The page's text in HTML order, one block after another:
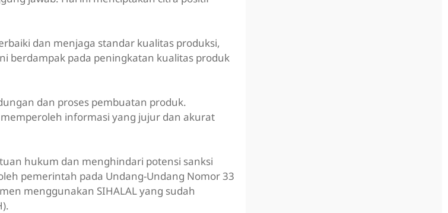
dan menjaga standar kualitas produksi,
berdampak pada peningkatan kualitas produk
dan proses pembuatan produk.
informasi yang jujur dan akurat
hukum dan menghindari potensi sanksi
pemerintah pada Undang-Undang Nomor 33
menggunakan SIHALAL yang sudah